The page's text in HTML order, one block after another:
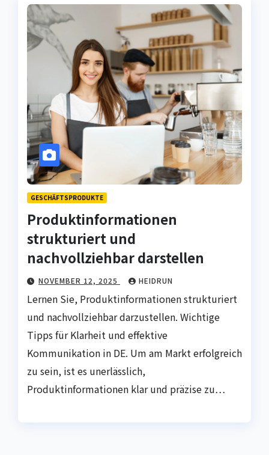
GESCHÄFTSPRODUKTE
Produktinformationen
strukturiert und
nachvollziehbar darstellen
NOVEMBER 12, 2025 HEIDRUN
Lernen Sie, Produktinformationen strukturiert
und nachvollziehbar darzustellen. Wichtige
Tipps für Klarheit und effektive
Kommunikation in DE. Um am Markt erfolgreich
zu sein, ist es unerlässlich,
Produktinformationen klar und präzise zu…